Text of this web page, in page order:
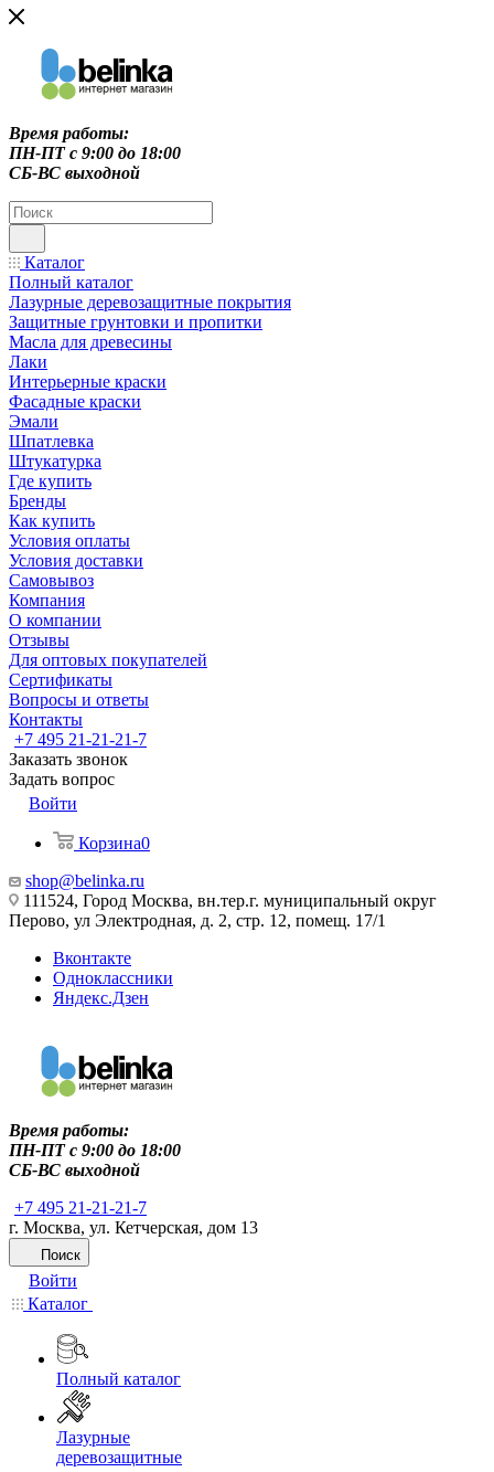
Время работы:
ПН-ПТ c 9:00 до 18:00
СБ-ВС выходной
Каталог
Полный каталог
Лазурные деревозащитные покрытия
Защитные грунтовки и пропитки
Масла для древесины
Лаки
Интерьерные краски
Фасадные краски
Эмали
Шпатлевка
Штукатурка
Где купить
Бренды
Как купить
Условия оплаты
Условия доставки
Самовывоз
Компания
О компании
Отзывы
Для оптовых покупателей
Сертификаты
Вопросы и ответы
Контакты
+7 495 21-21-21-7
Заказать звонок
Задать вопрос
Войти
Корзина0
shop@belinka.ru
111524, Город Москва, вн.тер.г. муниципальный округ
Перово, ул Электродная, д. 2, стр. 12, помещ. 17/1
Вконтакте
Одноклассники
Яндекс.Дзен
Время работы:
ПН-ПТ c 9:00 до 18:00
СБ-ВС выходной
+7 495 21-21-21-7
г. Москва, ул. Кетчерская, дом 13
Поиск
Войти
Каталог
Полный каталог
Лазурные
деревозащитные